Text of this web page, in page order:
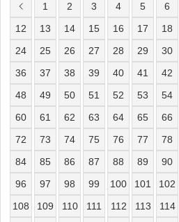
1
2 3 4 5 6
12
13 14 15 16 17 18
24
25 26 27 28 29 30
36
37 38 39 40 41 42
48
49 50 51 52 53 54
60
61 62 63 64 65 66
72
73 74 75 76 77 78
84
85 86 87 88 89 90
96
97 98 99 100 101 102
108
109 110 111 112 113 114